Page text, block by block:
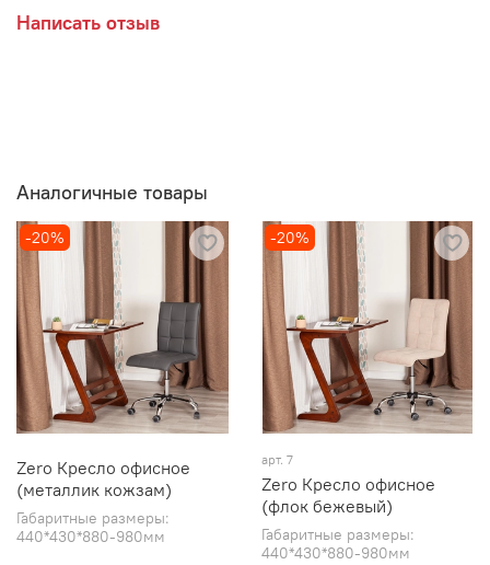
Написать отзыв
Аналогичные товары
-20%
Zero Кресло офисное
(металлик кожзам)
Габаритные размеры:
440*430*880-980мм
-20%
арт. 7
Zero Кресло офисное
(флок бежевый)
Габаритные размеры:
440*430*880-980мм